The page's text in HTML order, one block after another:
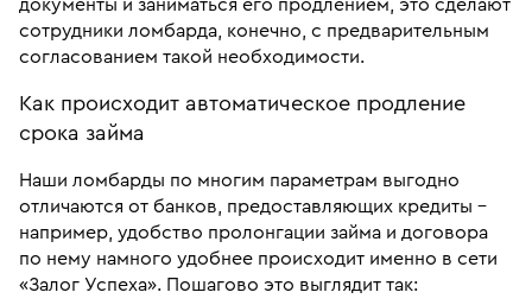
документы и заниматься его продлением, это сделают
сотрудники ломбарда, конечно, с предварительным
согласованием такой необходимости.
Как происходит автоматическое продление
срока займа
Наши ломбарды по многим параметрам выгодно
отличаются от банков, предоставляющих кредиты –
например, удобство пролонгации займа и договора
по нему намного удобнее происходит именно в сети
«Залог Успеха». Пошагово это выглядит так: